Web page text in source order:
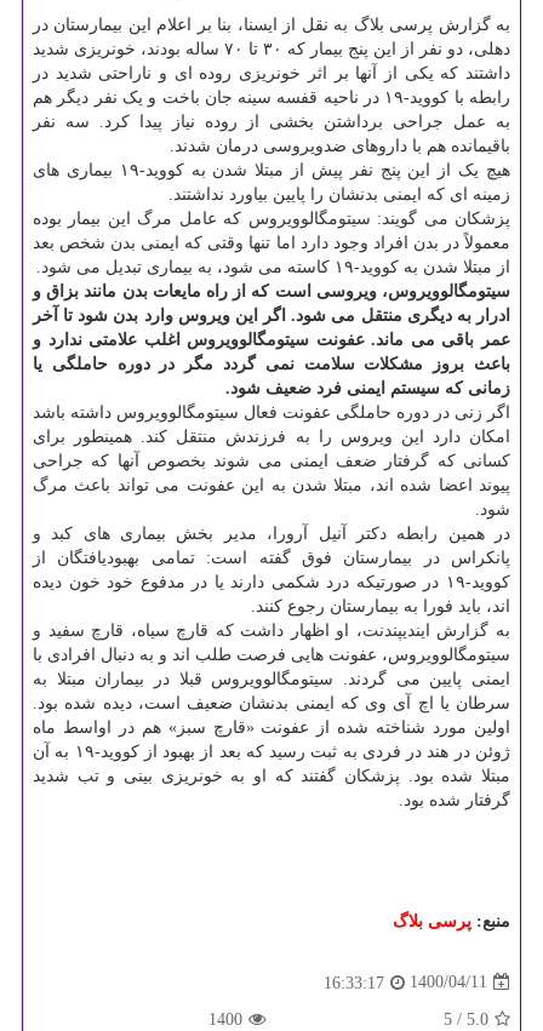
به گزارش پرسی بلاگ به نقل از ایسنا، بنا بر اعلام این بیمارستان در
دهلی، دو نفر از این پنج بیمار که ۳۰ تا ۷۰ ساله بودند، خونریزی شدید
داشتند که یکی از آنها بر اثر خونریزی روده ای و ناراحتی شدید در
رابطه با کووید-۱۹ در ناحیه قفسه سینه جان باخت و یک نفر دیگر هم
به عمل جراحی برداشتن بخشی از روده نیاز پیدا کرد. سه نفر
باقیمانده هم با داروهای ضدویروسی درمان شدند.
هیچ یک از این پنج نفر پیش از مبتلا شدن به کووید-۱۹ بیماری های
زمینه ای که ایمنی بدنشان را پایین بیاورد نداشتند.
پزشکان می گویند: سیتومگالوویروس که عامل مرگ این بیمار بوده
معمولاً در بدن افراد وجود دارد اما تنها وقتی که ایمنی بدن شخص بعد
از مبتلا شدن به کووید-۱۹ کاسته می شود، به بیماری تبدیل می شود.
سیتومگالوویروس، ویروسی است که از راه مایعات بدن مانند بزاق و
ادرار به دیگری منتقل می شود. اگر این ویروس وارد بدن شود تا آخر
عمر باقی می ماند. عفونت سیتومگالوویروس اغلب علامتی ندارد و
باعث بروز مشکلات سلامت نمی گردد مگر در دوره حاملگی یا
زمانی که سیستم ایمنی فرد ضعیف شود.
اگر زنی در دوره حاملگی عفونت فعال سیتومگالوویروس داشته باشد
امکان دارد این ویروس را به فرزندش منتقل کند. همینطور برای
کسانی که گرفتار ضعف ایمنی می شوند بخصوص آنها که جراحی
پیوند اعضا شده اند، مبتلا شدن به این عفونت می تواند باعث مرگ
شود.
در همین رابطه دکتر آنیل آرورا، مدیر بخش بیماری های کبد و
پانکراس در بیمارستان فوق گفته است: تمامی بهبودیافتگان از
کووید-۱۹ در صورتیکه درد شکمی دارند یا در مدفوع خود خون دیده
اند، باید فورا به بیمارستان رجوع کنند.
به گزارش ایندیپندنت، او اظهار داشت که قارچ سیاه، قارچ سفید و
سیتومگالوویروس، عفونت هایی فرصت طلب اند و به دنبال افرادی با
ایمنی پایین می گردند. سیتومگالوویروس قبلا در بیماران مبتلا به
سرطان یا اچ آی وی که ایمنی بدنشان ضعیف است، دیده شده بود.
اولین مورد شناخته شده از عفونت «قارچ سبز» هم در اواسط ماه
ژوئن در هند در فردی به ثبت رسید که بعد از بهبود از کووید-۱۹ به آن
مبتلا شده بود. پزشکان گفتند که او به خونریزی بینی و تب شدید
گرفتار شده بود.
منبع: پرسی بلاگ
1400/04/11
16:33:17
5.0
/ 5
1400